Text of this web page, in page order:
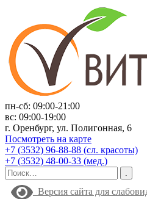
пн-сб: 09:00-21:00
вс: 09:00-19:00
г. Оренбург, ул. Полигонная, 6
Посмотреть на карте
+7 (3532) 96-88-88 (сл. красоты)
+7 (3532) 48-00-33 (мед.)
Версия сайта для